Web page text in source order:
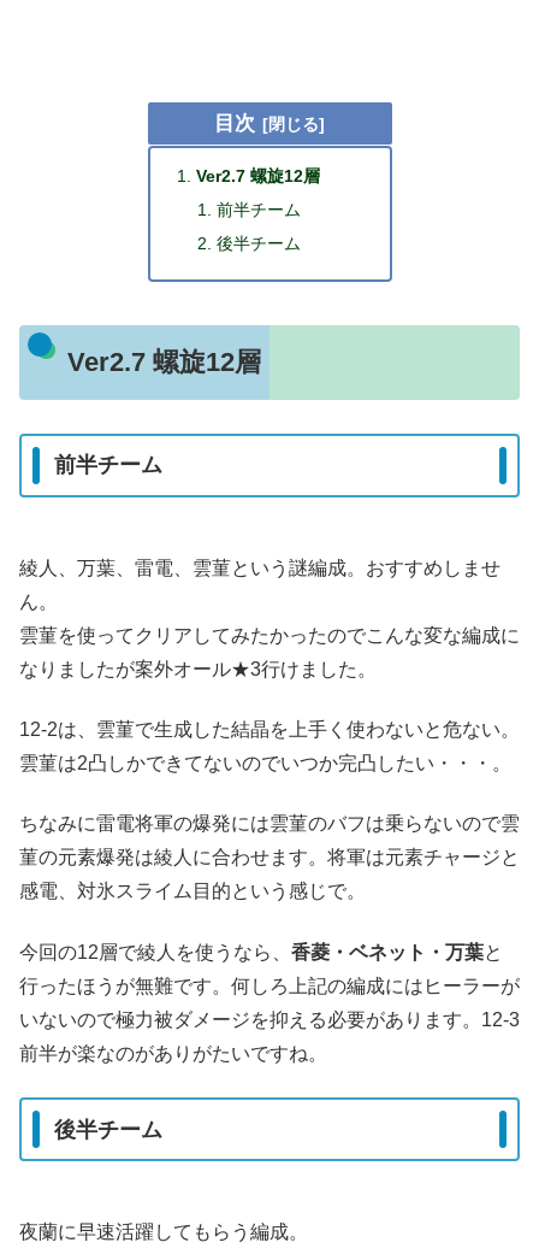
目次
Ver2.7 螺旋12層
前半チーム
後半チーム
Ver2.7 螺旋12層
前半チーム
綾人、万葉、雷電、雲菫という謎編成。おすすめしませ
ん。
雲菫を使ってクリアしてみたかったのでこんな変な編成に
なりましたが案外オール★3行けました。
12-2は、雲菫で生成した結晶を上手く使わないと危ない。
雲菫は2凸しかできてないのでいつか完凸したい・・・。
ちなみに雷電将軍の爆発には雲菫のバフは乗らないので雲
菫の元素爆発は綾人に合わせます。将軍は元素チャージと
感電、対氷スライム目的という感じで。
今回の12層で綾人を使うなら、 香菱・ベネット・万葉と
行ったほうが無難です。何しろ上記の編成にはヒーラーが
いないので極力被ダメージを抑える必要があります。12-3
前半が楽なのがありがたいですね。
後半チーム
夜蘭に早速活躍してもらう編成。